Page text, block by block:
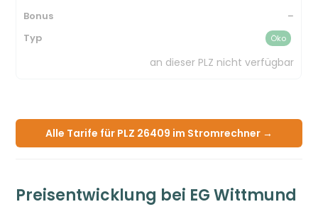
–
Öko
an dieser PLZ nicht verfügbar
Alle Tarife für PLZ 26409 im Stromrechner →
Preisentwicklung bei EG Wittmund